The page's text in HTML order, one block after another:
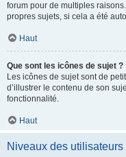
forum pour de multiples
propres sujets, si cela a été
Haut
Que sont les icônes de sujet ?
Les icônes de sujet sont de
d’illustrer le contenu de son
fonctionnalité.
Haut
Niveaux des